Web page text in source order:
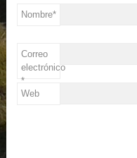
Nombre*
Correo
electrónico
*
Web